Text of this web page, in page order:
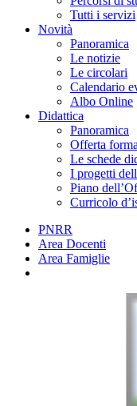
Tutti i servizi
Novità
Panoramica
Le notizie
Le circolari
Calendario
Albo Online
Didattica
Panoramica
Offerta
Le schede
I progetti
Piano
Curricolo
PNRR
Area Docenti
Area Famiglie